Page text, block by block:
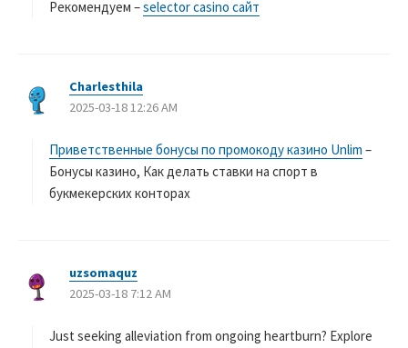
Рекомендуем –selector casino сайт
Charlesthila
り
2025-03-18 12:26 AM
Приветственные бонусы по промокоду казино Unlim –
Бонусы казино, Как делать ставки на спорт в
букмекерских конторах
uzsomaquz
り
2025-03-18 7:12 AM
Just seeking alleviation from ongoing heartburn? Explore